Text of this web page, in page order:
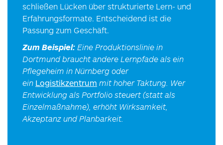
schließen Lücken über strukturierte Lern- und
Erfahrungsformate. Entscheidend ist die
Passung zum Geschäft.
Zum Beispiel: Eine Produktionslinie in
Dortmund braucht andere Lernpfade als ein
Pflegeheim in Nürnberg oder
ein Logistikzentrum mit hoher Taktung. Wer
Entwicklung als Portfolio steuert (statt als
Einzelmaßnahme), erhöht Wirksamkeit,
Akzeptanz und Planbarkeit.